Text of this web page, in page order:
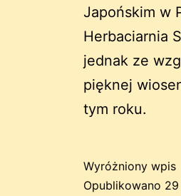
Japońskim w
Herbaciarnia
jednak ze
pięknej
tym roku.
Wyróżniony wpis
Opublikowano